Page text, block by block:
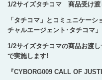
1/2サイズタチコマ 商品受け渡
「タチコマ」とコミュニケー
チャルエージェント･タチコマ」
1/2サイズタチコマの商品お渡
で実施します!
『CYBORG009 CALL OF